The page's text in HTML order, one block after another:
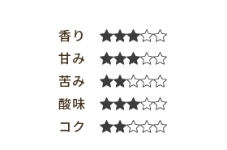
香り
甘み
苦み
酸味
コク